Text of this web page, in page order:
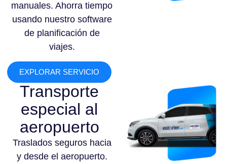
manuales. Ahorra tiempo
usando nuestro software
de planificación de
viajes.
EXPLORAR SERVICIO
Transporte
especial al
aeropuerto
Traslados seguros hacia
y desde el aeropuerto.